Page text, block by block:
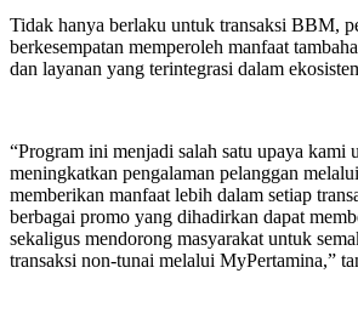
Tidak hanya berlaku untuk transaksi BBM,
berkesempatan memperoleh manfaat
dan layanan yang terintegrasi dalam
“Program ini menjadi salah satu upaya kami
meningkatkan pengalaman pelanggan
memberikan manfaat lebih dalam setiap
berbagai promo yang dihadirkan dapat
sekaligus mendorong masyarakat untuk
transaksi non-tunai melalui MyPertamina,”